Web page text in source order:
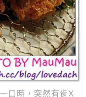
口時，突然有肯X